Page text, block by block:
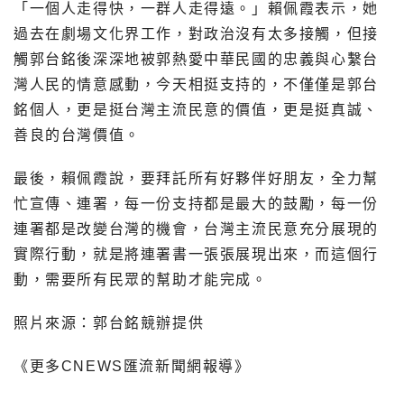
「一個人走得快，一群人走得遠。」賴佩霞表示，她
過去在劇場文化界工作，對政治沒有太多接觸，但接
觸郭台銘後深深地被郭熱愛中華民國的忠義與心繫台
灣人民的情意感動，今天相挺支持的，不僅僅是郭台
銘個人，更是挺台灣主流民意的價值，更是挺真誠、
善良的台灣價值。
最後，賴佩霞說，要拜託所有好夥伴好朋友，全力幫
忙宣傳、連署，每一份支持都是最大的鼓勵，每一份
連署都是改變台灣的機會，台灣主流民意充分展現的
實際行動，就是將連署書一張張展現出來，而這個行
動，需要所有民眾的幫助才能完成。
照片來源：郭台銘競辦提供
《更多CNEWS匯流新聞網報導》